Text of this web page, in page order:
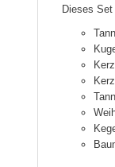
Dieses